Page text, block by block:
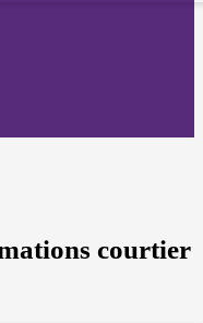
courtier